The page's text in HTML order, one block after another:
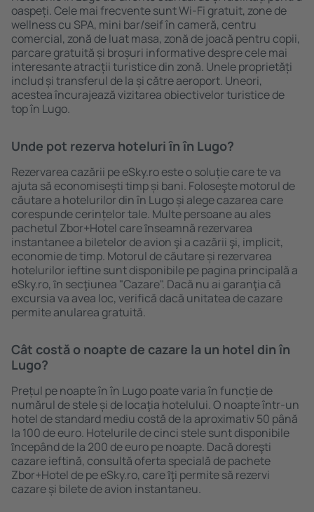
oaspeți. Cele mai frecvente sunt Wi-Fi gratuit, zone de
wellness cu SPA, mini bar/seif în cameră, centru
comercial, zonă de luat masa, zonă de joacă pentru copii,
parcare gratuită și broșuri informative despre cele mai
interesante atracții turistice din zonă. Unele proprietăți
includ și transferul de la și către aeroport. Uneori,
acestea încurajează vizitarea obiectivelor turistice de
top în Lugo.
Unde pot rezerva hoteluri ȋn în Lugo?
Rezervarea cazării pe eSky.ro este o soluție care te va
ajuta să economiseşti timp și bani. Foloseşte motorul de
căutare a hotelurilor din în Lugo și alege cazarea care
corespunde cerințelor tale. Multe persoane au ales
pachetul Zbor+Hotel care ȋnseamnă rezervarea
instantanee a biletelor de avion şi a cazării şi, implicit,
economie de timp. Motorul de căutare și rezervarea
hotelurilor ieftine sunt disponibile pe pagina principală a
eSky.ro, ȋn secţiunea "Cazare". Dacă nu ai garanţia că
excursia va avea loc, verifică dacă unitatea de cazare
permite anularea gratuită.
Cât costă o noapte de cazare la un hotel din în
Lugo?
Prețul pe noapte în în Lugo poate varia în funcție de
numărul de stele și de locaţia hotelului. O noapte într-un
hotel de standard mediu costă de la aproximativ 50 până
la 100 de euro. Hotelurile de cinci stele sunt disponibile
ȋncepând de la 200 de euro pe noapte. Dacă doreşti
cazare ieftină, consultă oferta specială de pachete
Zbor+Hotel de pe eSky.ro, care ȋţi permite să rezervi
cazare și bilete de avion instantaneu.